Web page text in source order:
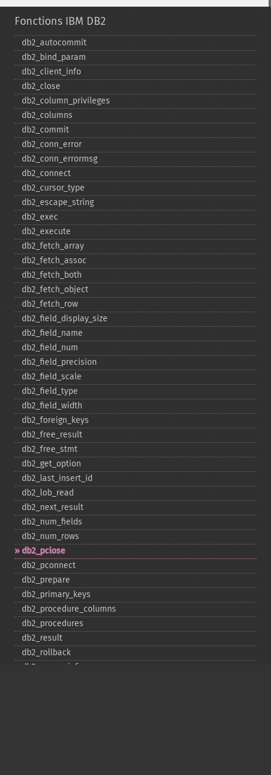
Fonctions IBM DB2
db2_​autocommit
db2_​bind_​param
db2_​client_​info
db2_​close
db2_​column_​privileges
db2_​columns
db2_​commit
db2_​conn_​error
db2_​conn_​errormsg
db2_​connect
db2_​cursor_​type
db2_​escape_​string
db2_​exec
db2_​execute
db2_​fetch_​array
db2_​fetch_​assoc
db2_​fetch_​both
db2_​fetch_​object
db2_​fetch_​row
db2_​field_​display_​size
db2_​field_​name
db2_​field_​num
db2_​field_​precision
db2_​field_​scale
db2_​field_​type
db2_​field_​width
db2_​foreign_​keys
db2_​free_​result
db2_​free_​stmt
db2_​get_​option
db2_​last_​insert_​id
db2_​lob_​read
db2_​next_​result
db2_​num_​fields
db2_​num_​rows
db2_​pclose
db2_​pconnect
db2_​prepare
db2_​primary_​keys
db2_​procedure_​columns
db2_​procedures
db2_​result
db2_​rollback
db2_​server_​info